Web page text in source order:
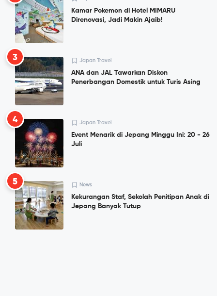
Kamar Pokemon di Hotel MIMARU
Direnovasi, Jadi Makin Ajaib!
3 Japan Travel
ANA dan JAL Tawarkan Diskon
Penerbangan Domestik untuk Turis Asing
4 Japan Travel
Event Menarik di Jepang Minggu Ini: 20 - 26
Juli
5 News
Kekurangan Staf, Sekolah Penitipan Anak di
Jepang Banyak Tutup